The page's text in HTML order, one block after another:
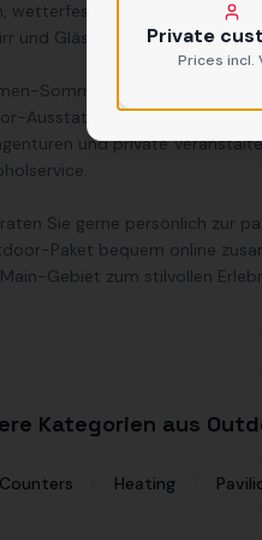
wetterfeste Stehtische,
und Gläser für den
Sommerfest, Catering im
Ausstattung schaffen Sie
und private
Sie gerne persönlich zur
Paket bequem online
Gebiet zum stilvollen
Kategorien aus
Heating
Private
Prices incl.